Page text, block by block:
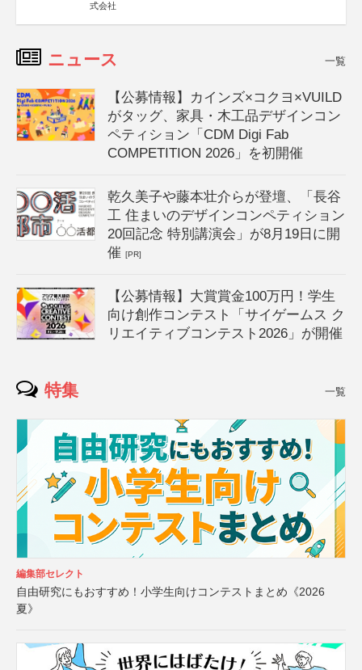
式会社
ニュース 一覧
【公募情報】カインズ×コクヨ×VUILD
がタッグ、家具・木工品デザインコン
ペティション「CDM Digi Fab
COMPETITION 2026」を初開催
乾久美子や藤本壮介らが登壇、「長谷
工 住まいのデザインコンペティション
20回記念 特別講演会」が8月19日に開
催[PR]
【公募情報】大賞賞金100万円！学生
向け創作コンテスト「サイゲームス ク
リエイティブコンテスト2026」が開催
特集 一覧
編集部セレクト
自由研究にもおすすめ！小学生向けコンテストまとめ《2026
夏》